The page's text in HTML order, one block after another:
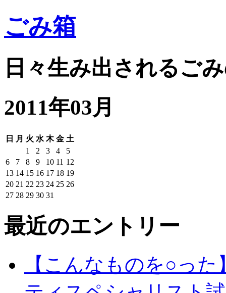
ごみ箱
日々生み出されるご
2011年03月
日 月 火 水 木 金 土
1
2 3 4
5
6
7 8 9 10 11 12
13 14 15 16 17 18 19
20 21 22 23 24 25 26
27 28 29 30 31
最近のエントリー
【こんなものを○っ